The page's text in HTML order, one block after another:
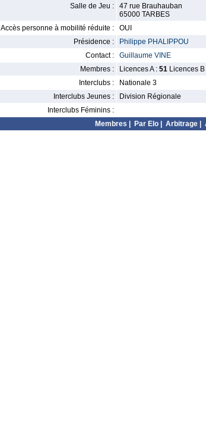
Salle de Jeu :
47 rue Brauhauban
65000 TARBES
Accès personne à mobilité réduite :
OUI
Présidence :
Philippe PHALIPPOU
Contact :
Guillaume VINE
Membres :
Licences A : 51 Licences B
Interclubs :
Nationale 3
Interclubs Jeunes :
Division Régionale
Interclubs Féminins :
Membres
Par Elo Arbitrage